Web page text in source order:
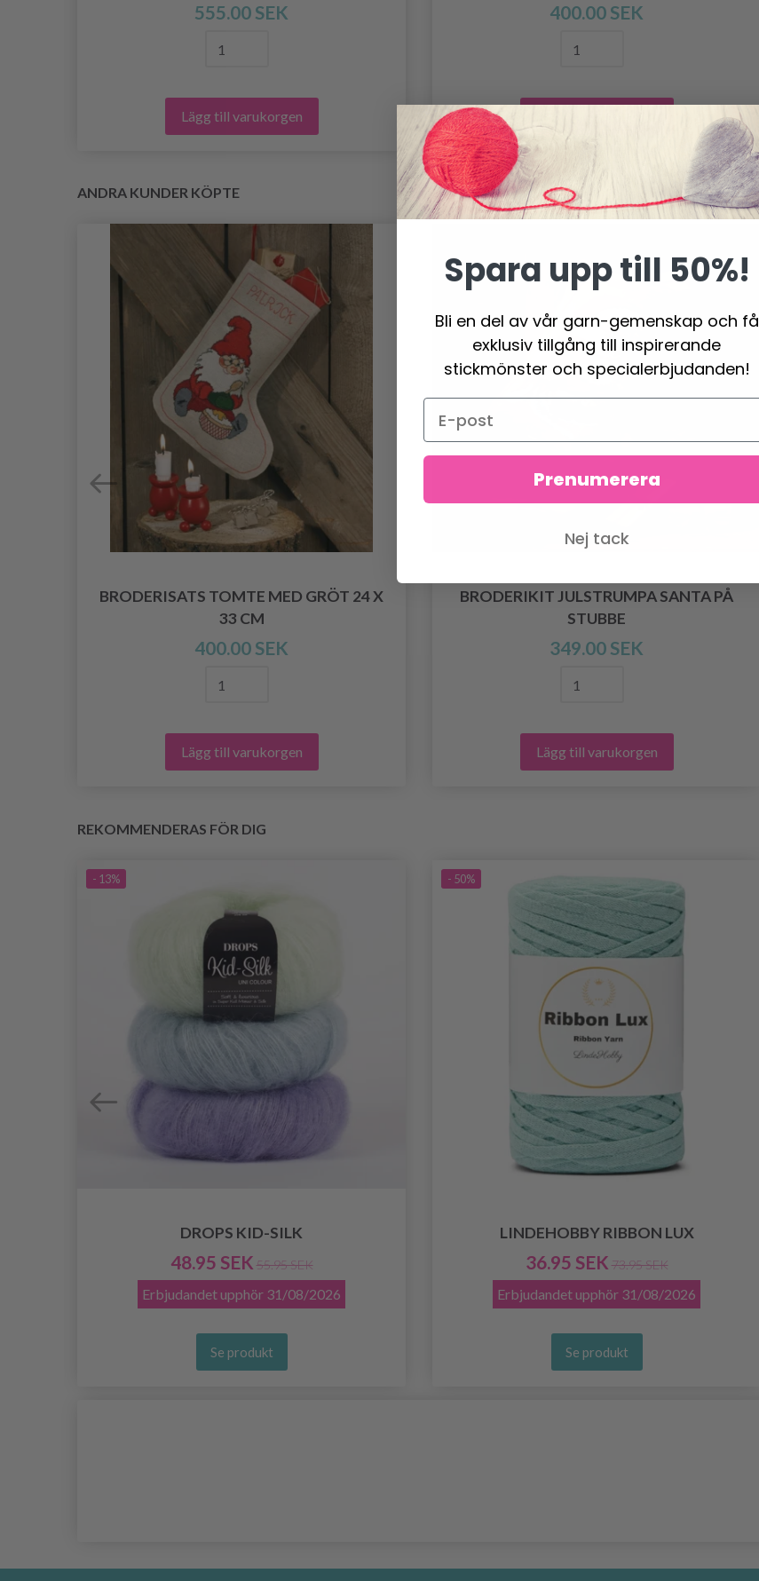
555.00 SEK
Lägg till varukorgen
400.00 SEK
ANDRA KUNDER KÖPTE
BRODERISATS TOMTE MED GRÖT 24 X
33 CM
400.00 SEK
Lägg till varukorgen
BRODERIKIT JULSTRUMPA SANTA PÅ
STUBBE
349.00 SEK
Lägg till varukorgen
REKOMMENDERAS FÖR DIG
- 13%
DROPS KID-SILK
48.95 SEK 55.95 SEK
Erbjudandet upphör 31/08/2026
Se produkt
- 50%
LINDEHOBBY RIBBON LUX
36.95 SEK 73.95 SEK
Erbjudandet upphör 31/08/2026
Se produkt
Spara upp till 50%!
Bli en del av vår garn-gemenskap och få
exklusiv tillgång till inspirerande
stickmönster och specialerbjudanden!
Prenumerera
Nej tack